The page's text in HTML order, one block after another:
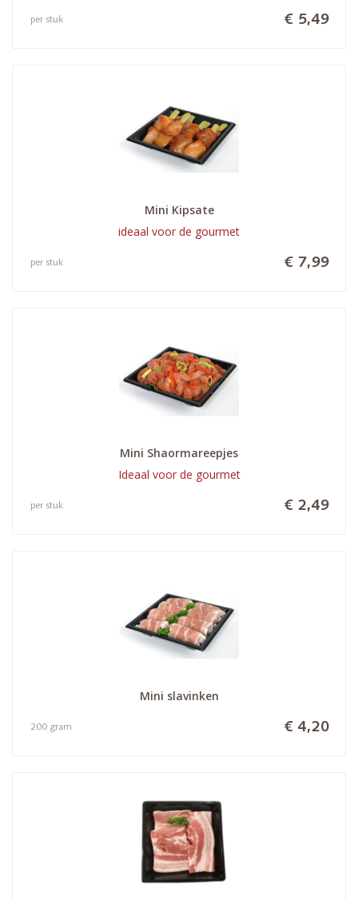
€ 5,49
per stuk
Mini Kipsate
ideaal voor de gourmet
€ 7,99
per stuk
Mini Shaormareepjes
Ideaal voor de gourmet
€ 2,49
per stuk
Mini slavinken
€ 4,20
200 gram